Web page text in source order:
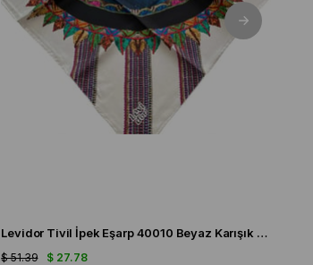
Levidor Tivil İpek Eşarp 40010 Beyaz Karışık Desen
$ 27.78
$ 51.39